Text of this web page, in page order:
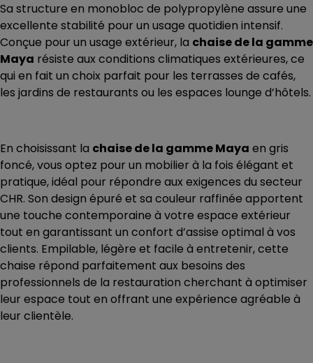
Sa structure en monobloc de polypropylène assure une
excellente stabilité pour un usage quotidien intensif.
Conçue pour un usage extérieur, la chaise de la gamme
Maya résiste aux conditions climatiques extérieures, ce
qui en fait un choix parfait pour les terrasses de cafés,
les jardins de restaurants ou les espaces lounge d’hôtels.
En choisissant la chaise de la gamme Maya en gris
foncé, vous optez pour un mobilier à la fois élégant et
pratique, idéal pour répondre aux exigences du secteur
CHR. Son design épuré et sa couleur raffinée apportent
une touche contemporaine à votre espace extérieur
tout en garantissant un confort d’assise optimal à vos
clients. Empilable, légère et facile à entretenir, cette
chaise répond parfaitement aux besoins des
professionnels de la restauration cherchant à optimiser
leur espace tout en offrant une expérience agréable à
leur clientèle.